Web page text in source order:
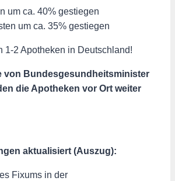
um ca. 40% gestiegen
um ca. 35% gestiegen
1-2 Apotheken in Deutschland!
von Bundesgesundheitsminister
die Apotheken vor Ort weiter
aktualisiert (Auszug):
Fixums in der